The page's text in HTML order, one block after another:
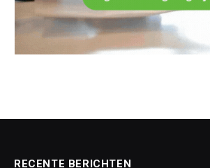
RECENTE BERICHTEN